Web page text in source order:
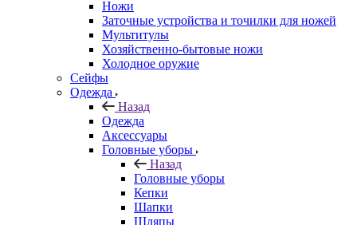
Ножи
Заточные устройства и точилки для ножей
Мультитулы
Хозяйственно-бытовые ножи
Холодное оружие
Сейфы
Одежда
Назад
Одежда
Аксессуары
Головные уборы
Назад
Головные уборы
Кепки
Шапки
Шляпы